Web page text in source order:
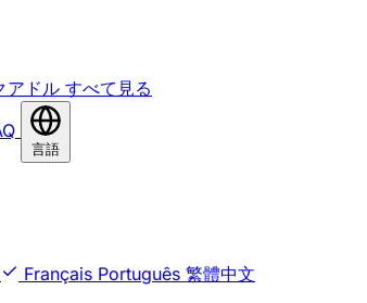
アドル すべて見る
言語
Français Português 繁體中文